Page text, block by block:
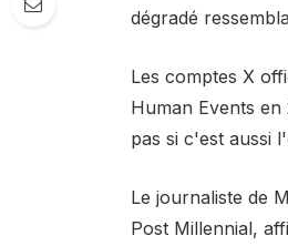
dégradé
Les comptes X
Human Events
pas si c'est aussi
Le journaliste de
Post Millennial,